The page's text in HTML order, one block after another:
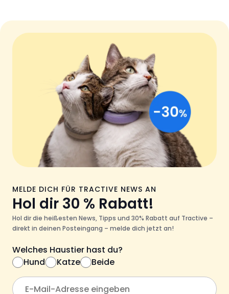
MELDE DICH FÜR TRACTIVE NEWS AN
Hol dir 30 % Rabatt!
Hol dir die heißesten News, Tipps und 30% Rabatt auf Tractive –
direkt in deinen Posteingang – melde dich jetzt an!
Welches Haustier hast du?
Hund
Katze Beide